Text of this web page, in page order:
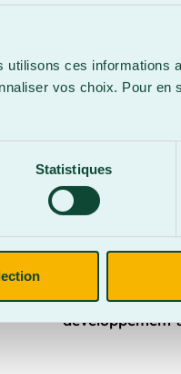
ces informations
vos choix. Pour en
Statistiques
concours. Leur
Appalaches a
a
leurs premiers
possibles et
porte-paroles,
Après le
rencontrer
constructives,
d’amélioration
s’inscrit
développement